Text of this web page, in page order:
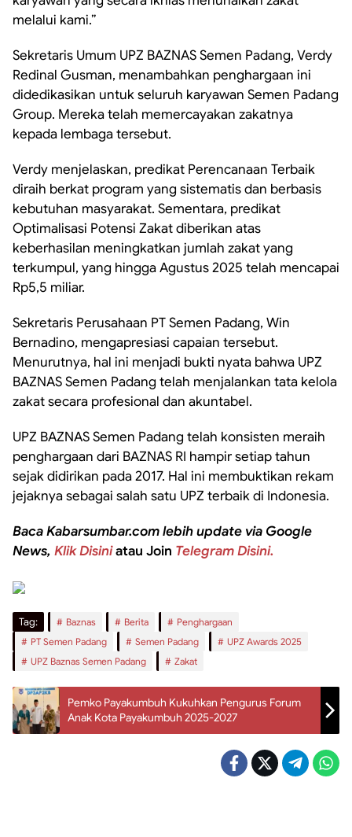
melalui kami.”
Sekretaris Umum UPZ BAZNAS Semen Padang, Verdy
Redinal Gusman, menambahkan penghargaan ini
didedikasikan untuk seluruh karyawan Semen Padang
Group. Mereka telah memercayakan zakatnya
kepada lembaga tersebut.
Verdy menjelaskan, predikat Perencanaan Terbaik
diraih berkat program yang sistematis dan berbasis
kebutuhan masyarakat. Sementara, predikat
Optimalisasi Potensi Zakat diberikan atas
keberhasilan meningkatkan jumlah zakat yang
terkumpul, yang hingga Agustus 2025 telah mencapai
Rp5,5 miliar.
Sekretaris Perusahaan PT Semen Padang, Win
Bernadino, mengapresiasi capaian tersebut.
Menurutnya, hal ini menjadi bukti nyata bahwa UPZ
BAZNAS Semen Padang telah menjalankan tata kelola
zakat secara profesional dan akuntabel.
UPZ BAZNAS Semen Padang telah konsisten meraih
penghargaan dari BAZNAS RI hampir setiap tahun
sejak didirikan pada 2017. Hal ini membuktikan rekam
jejaknya sebagai salah satu UPZ terbaik di Indonesia.
Baca Kabarsumbar.com lebih update via Google
News, Klik Disiniatau Join Telegram Disini.
Tag: Baznas Berita
Penghargaan
PT Semen Padang
Semen Padang
UPZ Awards 2025
UPZ Baznas Semen Padang
Zakat
Pemko Payakumbuh Kukuhkan Pengurus Forum
Anak Kota Payakumbuh 2025-2027